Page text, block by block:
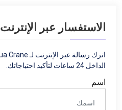
الاستفسار عبر الإنترنت
الداخل 24 ساعات لتأكيد احتياجاتك.
اسم